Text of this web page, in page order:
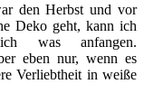
den Herbst und vor
Deko geht, kann ich
was anfangen.
eben nur, wenn es
Verliebtheit in weiße